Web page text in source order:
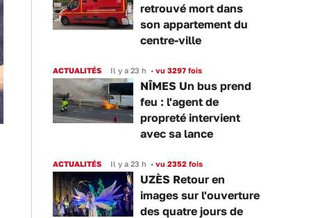
retrouvé mort dans
son appartement du
centre-ville
ACTUALITÉS Il y a 23 h • vu 3297 fois
NÎMES Un bus prend
feu : l'agent de
propreté intervient
avec sa lance
ACTUALITÉS Il y a 23 h • vu 2352 fois
UZÈS Retour en
images sur l'ouverture
des quatre jours de